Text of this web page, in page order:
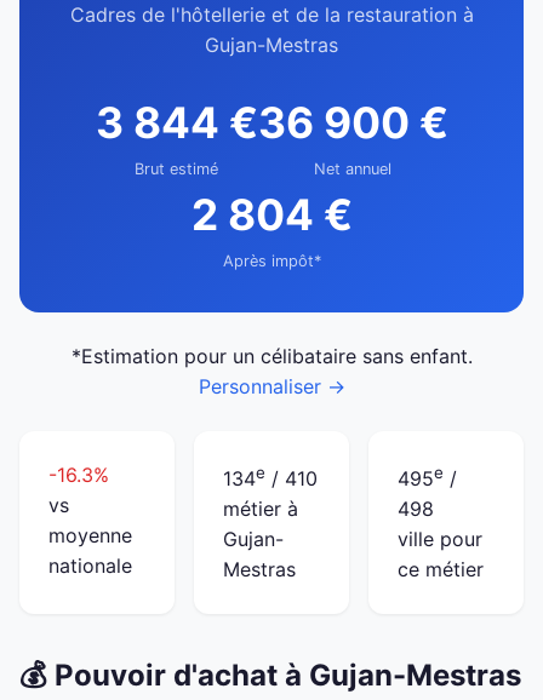
Cadres de l'hôtellerie et de la restauration à
Gujan-Mestras
3 844 €
Brut estimé
36 900 €
Net annuel
2 804 €
Après impôt*
*Estimation pour un célibataire sans enfant.
Personnaliser →
-16.3%
vs
moyenne
nationale
134e / 410
métier à
Gujan-
Mestras
495e /
498
ville pour
ce métier
💰 Pouvoir d'achat à Gujan-Mestras